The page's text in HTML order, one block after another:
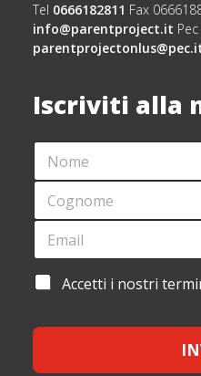
Tel 0666182811 Fax
info@parentproject.it Pec
Iscriviti alla
N
M
N
*
N
M
*
C
G
O
E
E
A
I
L
A
E
T
Accetti i nostri